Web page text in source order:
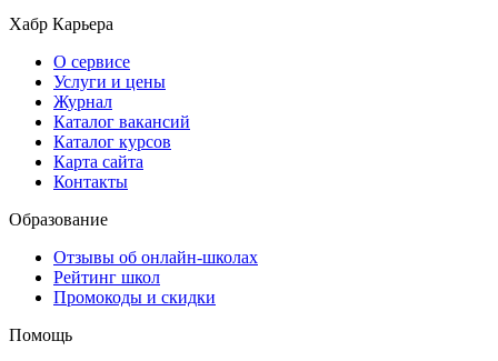
Хабр Карьера
О сервисе
Услуги и цены
Журнал
Каталог вакансий
Каталог курсов
Карта сайта
Контакты
Образование
Отзывы об онлайн-школах
Рейтинг школ
Промокоды и скидки
Помощь